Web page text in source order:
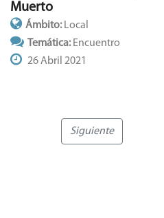
Muerto
Ámbito: Local
Temática: Encuentro
26 Abril 2021
Siguiente